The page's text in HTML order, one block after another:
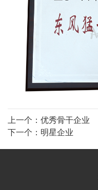
上一个： 优秀骨干企业
下一个： 明星企业